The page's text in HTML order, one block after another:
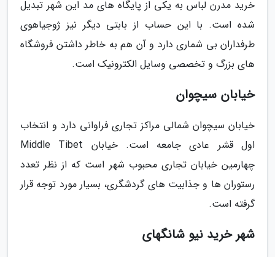
خرید مدرن لباس به یکی از پایگاه های مد این شهر تبدیل
شده است. با این حساب از بابتی دیگر نیز ژوجیاهوی
طرفداران بی شماری دارد و آن هم به خاطر داشتن فروشگاه
های بزرگ و تخصصی وسایل الکترونیک است.
خیابان سیچوان
خیابان سیچوان شمالی مراکز تجاری فراوانی دارد و انتخاب
اول قشر عادی جامعه است. خیابان Middle Tibet
چهارمین خیابان تجاری محبوب شهر است که از نظر تعدد
رستوران ها و جذابیت های گردشگری، بسیار مورد توجه قرار
گرفته است.
شهر خرید نیو شانگهای